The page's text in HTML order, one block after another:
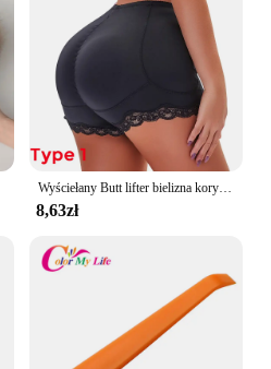
Wyściełany Butt lifter bielizna korygująca Butt Enhancer urządzenie do modelowania sylwetki pasek modelujący fałszywy Hip Shapwear bielizna stanik Push Up i majtki
8,63zł